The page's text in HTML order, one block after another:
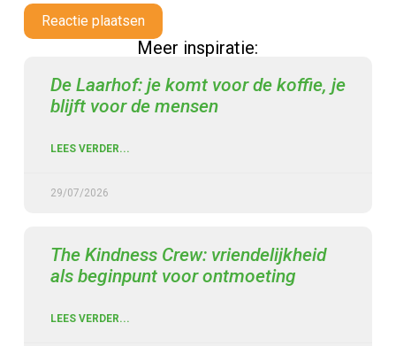
Reactie plaatsen
Meer inspiratie:
De Laarhof: je komt voor de koffie, je
blijft voor de mensen
LEES VERDER...
29/07/2026
The Kindness Crew: vriendelijkheid
als beginpunt voor ontmoeting
LEES VERDER...